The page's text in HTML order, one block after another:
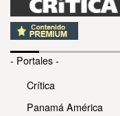
- Portales -
Crítica
Panamá América